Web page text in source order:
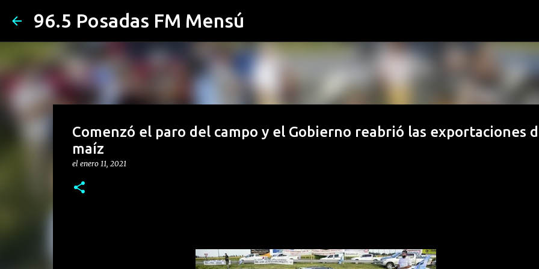
96.5 Posadas FM Mensú
Comenzó el paro del campo y el Gobierno reabrió las exportaciones
maíz
el enero 11, 2021